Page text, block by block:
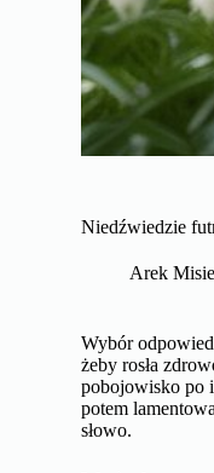
Niedźwiedzie
Arek
Wybór
żeby rosła
pobojowisko po
potem
słowo.